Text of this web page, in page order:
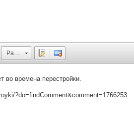
Размер